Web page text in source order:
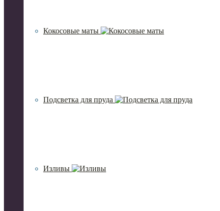
Кокосовые маты
Подсветка для пруда
Изливы